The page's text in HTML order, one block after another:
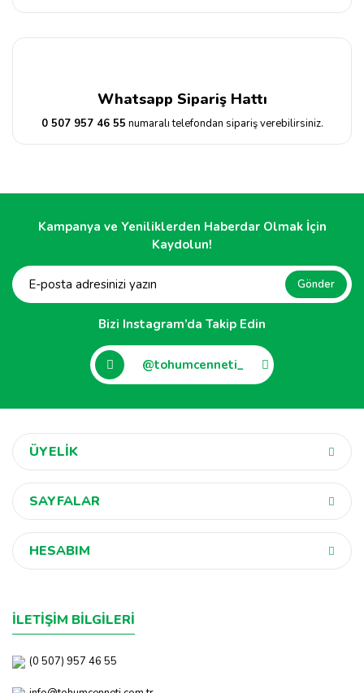
Whatsapp Sipariş Hattı
0 507 957 46 55 numaralı telefondan sipariş verebilirsiniz.
Kampanya ve Yeniliklerden Haberdar Olmak İçin
Kaydolun!
Gönder
Bizi Instagram’da Takip Edin
@tohumcenneti_
ÜYELİK
SAYFALAR
HESABIM
İLETİŞİM BİLGİLERİ
(0 507) 957 46 55